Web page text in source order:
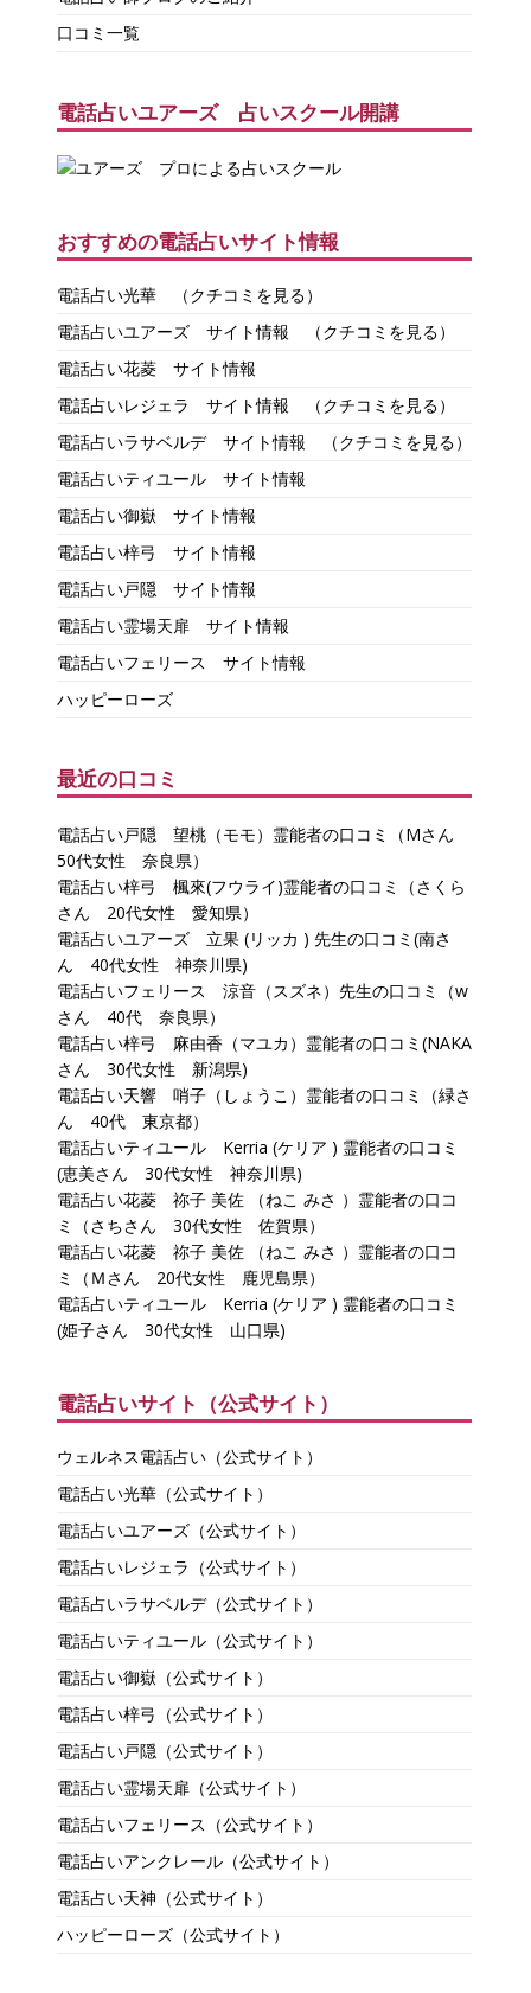
口コミ一覧
電話占いユアーズ 占いスクール開講
おすすめの電話占いサイト情報
電話占い光華
（クチコミを見る）
電話占いユアーズ サイト情報
（クチコミを見る）
電話占い花菱 サイト情報
電話占いレジェラ サイト情報
（クチコミを見る）
電話占いラサベルデ サイト情報
（クチコミを見る）
電話占いティユール サイト情報
電話占い御嶽 サイト情報
電話占い梓弓 サイト情報
電話占い戸隠 サイト情報
電話占い霊場天扉 サイト情報
電話占いフェリース サイト情報
ハッピーローズ
最近の口コミ
電話占い戸隠 望桃（モモ）霊能者の口コミ（Mさん
50代女性 奈良県）
電話占い梓弓 楓來(フウライ)霊能者の口コミ（さくら
さん 20代女性 愛知県）
電話占いユアーズ 立果 (リッカ ) 先生の口コミ(南さ
ん 40代女性 神奈川県)
電話占いフェリース 涼音（スズネ）先生の口コミ（w
さん 40代 奈良県）
電話占い梓弓 麻由香（マユカ）霊能者の口コミ(NAKA
さん 30代女性 新潟県)
電話占い天響 哨子（しょうこ）霊能者の口コミ（緑さ
ん 40代 東京都）
電話占いティユール Kerria (ケリア ) 霊能者の口コミ
(恵美さん 30代女性 神奈川県)
電話占い花菱 祢子 美佐 （ねこ みさ ）霊能者の口コ
ミ（さちさん 30代女性 佐賀県）
電話占い花菱 祢子 美佐 （ねこ みさ ）霊能者の口コ
ミ（Ｍさん 20代女性 鹿児島県）
電話占いティユール Kerria (ケリア ) 霊能者の口コミ
(姫子さん 30代女性 山口県)
電話占いサイト（公式サイト）
ウェルネス電話占い（公式サイト）
電話占い光華（公式サイト）
電話占いユアーズ（公式サイト）
電話占いレジェラ（公式サイト）
電話占いラサベルデ（公式サイト）
電話占いティユール（公式サイト）
電話占い御嶽（公式サイト）
電話占い梓弓（公式サイト）
電話占い戸隠（公式サイト）
電話占い霊場天扉（公式サイト）
電話占いフェリース（公式サイト）
電話占いアンクレール（公式サイト）
電話占い天神（公式サイト）
ハッピーローズ（公式サイト）